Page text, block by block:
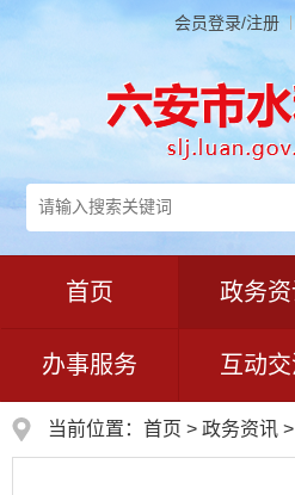
会员登录/注册
首页 政务
办事服务 互动
当前位置： 首页 > 政务资讯 >